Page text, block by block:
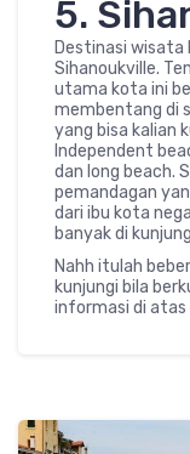
5.
Destinasi wisata
Sihanoukville.
utama kota ini
membentang di
yang bisa kalian
Independent
dan long beach.
pemandagan
dari ibu kota
banyak di
Nahh itulah
kunjungi bila
informasi di atas